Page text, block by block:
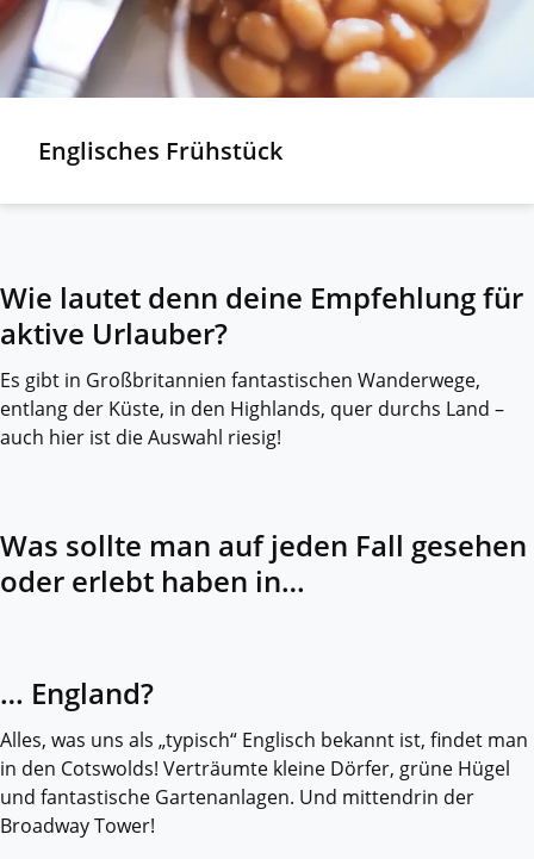
Englisches Frühstück
Wie lautet denn deine Empfehlung für
aktive Urlauber?
Es gibt in Großbritannien fantastischen Wanderwege,
entlang der Küste, in den Highlands, quer durchs Land –
auch hier ist die Auswahl riesig!
Was sollte man auf jeden Fall gesehen
oder erlebt haben in…
… England?
Alles, was uns als „typisch“ Englisch bekannt ist, findet man
in den Cotswolds! Verträumte kleine Dörfer, grüne Hügel
und fantastische Gartenanlagen. Und mittendrin der
Broadway Tower!